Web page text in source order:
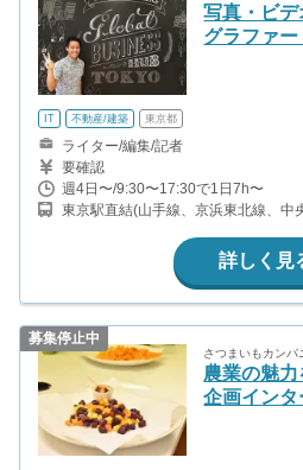
写真・ビデ
グラファ
IT 不動産/建築 東京都
ライター/編集/記者
要確認
週4日〜/9:30〜17:30で1日7h〜
東京駅直結(山手線、京浜東北線、中央線、
10分(山手線、京浜東北線、中央線、
詳しく見
募集停止中
さつまいもカンパ
農業の魅
企画イン